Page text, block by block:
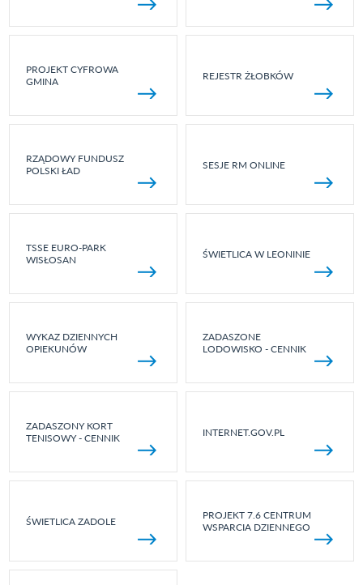
PROJEKT CYFROWA
GMINA
REJESTR ŻŁOBKÓW
RZĄDOWY FUNDUSZ
POLSKI ŁAD
SESJE RM ONLINE
TSSE EURO-PARK
WISŁOSAN
ŚWIETLICA W LEONINIE
WYKAZ DZIENNYCH
OPIEKUNÓW
ZADASZONE
LODOWISKO - CENNIK
ZADASZONY KORT
TENISOWY - CENNIK
INTERNET.GOV.PL
ŚWIETLICA ZADOLE
PROJEKT 7.6 CENTRUM
WSPARCIA DZIENNEGO